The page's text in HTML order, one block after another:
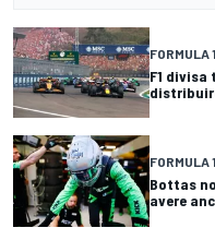
FORMULA 1
F1 divisa
FORMULA 1
Bottas
avere